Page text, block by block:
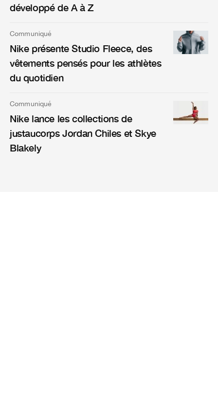
développé de A à Z
Communiqué
Nike présente Studio Fleece, des
vêtements pensés pour les athlètes
du quotidien
Communiqué
Nike lance les collections de
justaucorps Jordan Chiles et Skye
Blakely